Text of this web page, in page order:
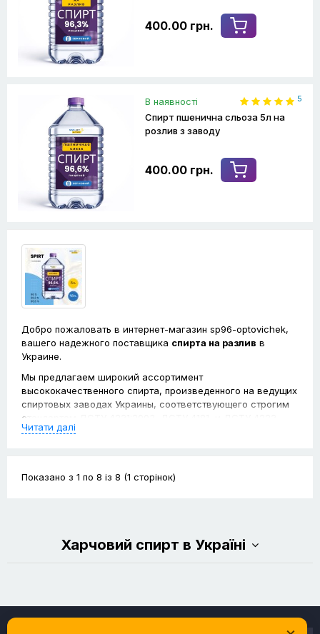
400.00 грн.
В наявності 5
Спирт пшенична сльоза 5л на
розлив з заводу
400.00 грн.
Добро пожаловать в интернет-магазин sp96-optovichek,
вашего надежного поставщика спирта на разлив в
Украине.
Мы предлагаем широкий ассортимент
высококачественного спирта, произведенного на ведущих
спиртовых заводах Украины, соответствующего строгим
стандартам ДСТУ 4221:2003, ДСТУ 4181, и ДСТУ 4222.
В нашем ассортименте вы найдете5 литров спирта
спирт этиловый 10 л купить
, упакованные в
Читати далі
Показано з 1 по 8 із 8 (1 сторінок)
Харчовий спирт в Україні